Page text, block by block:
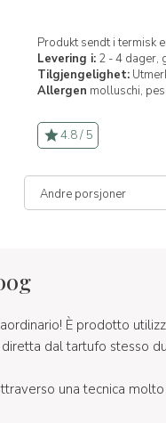
Produkt sendt i termisk
Levering i: 2 - 4 dager,
Tilgjengelighet:
Allergen molluschi,
4.8 / 5
È prodotto
dal tartufo stesso
una tecnica